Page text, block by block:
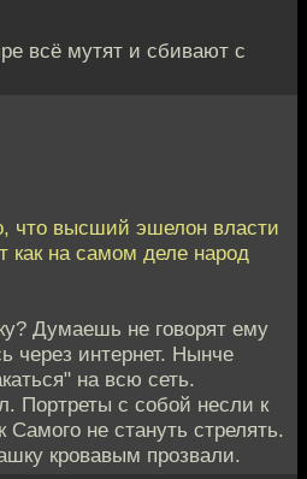
всё мутят и сбивают с
что высший эшелон власти
как на самом деле народ
Думаешь не говорят ему
через интернет. Нынче
на всю сеть.
Портреты с собой несли к
не стануть стрелять.
кровавым прозвали.